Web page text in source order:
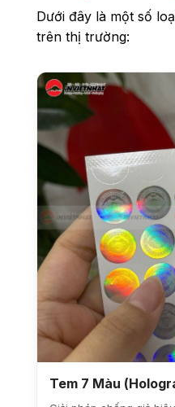
Dưới đây là một số
trên thị trường:
Tem 7 Màu